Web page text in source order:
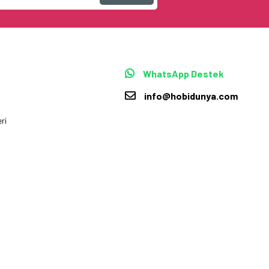
WhatsApp Destek
info@hobidunya.com